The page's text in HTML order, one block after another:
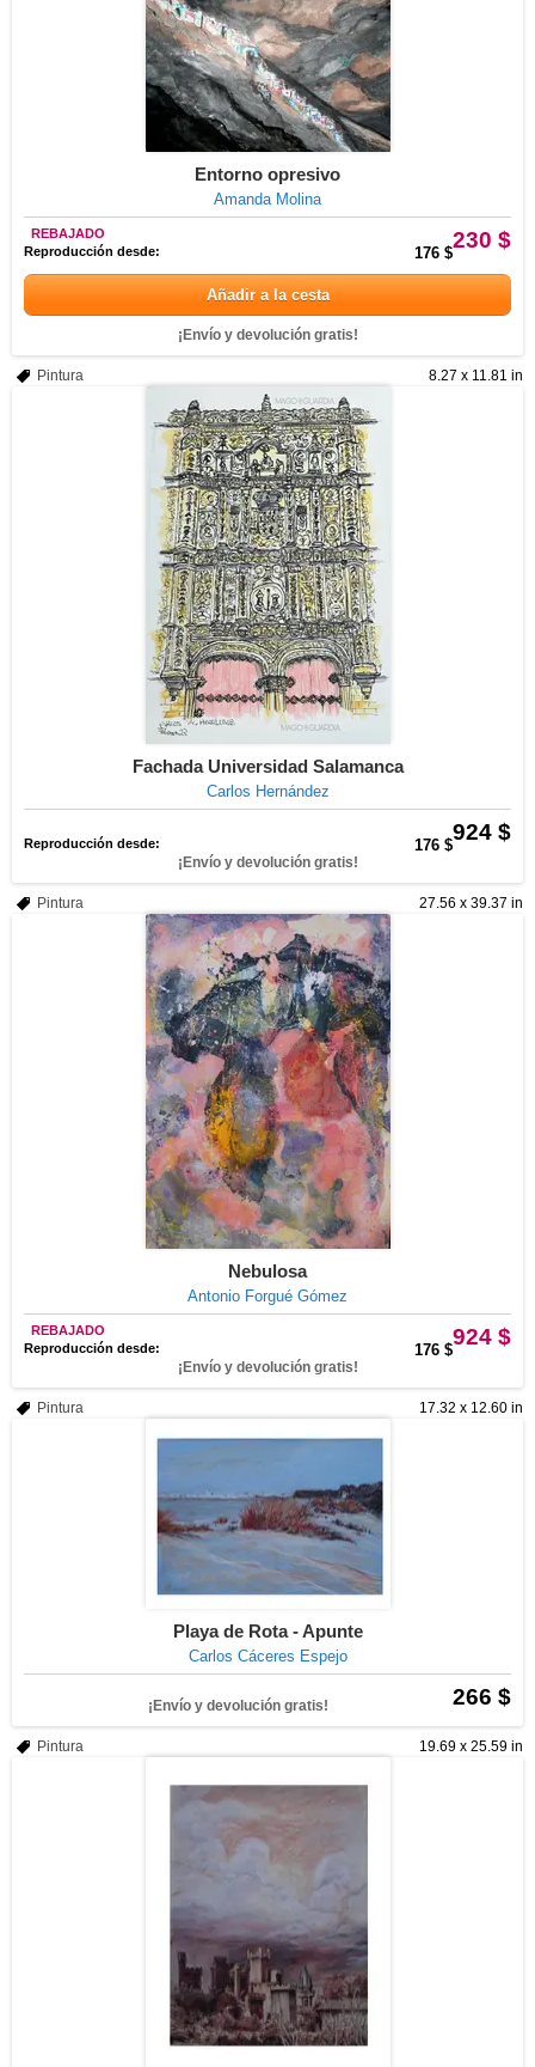
Entorno opresivo
Amanda Molina
230 $
REBAJADO
Reproducción desde:
176 $
Añadir a la cesta
¡Envío y devolución gratis!
8.27 x 11.81 in
Pintura
Fachada Universidad Salamanca
Carlos Hernández
924 $
Reproducción desde: 176 $
¡Envío y devolución gratis!
27.56 x 39.37 in
Pintura
Nebulosa
Antonio Forgué Gómez
924 $
REBAJADO
Reproducción desde:
176 $
¡Envío y devolución gratis!
17.32 x 12.60 in
Pintura
Playa de Rota - Apunte
Carlos Cáceres Espejo
266 $
¡Envío y devolución gratis!
19.69 x 25.59 in
Pintura